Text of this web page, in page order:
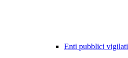
Enti pubblici vigilati